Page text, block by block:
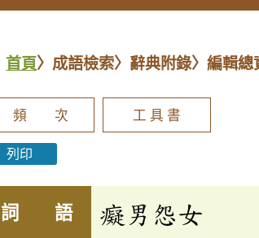
首頁〉成語檢索〉辭典附錄〉編輯總
頻 次 工 具 書
列印
詞 語 癡男怨女